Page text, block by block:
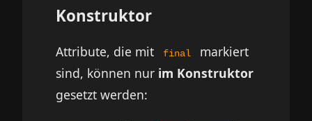
Konstruktor
Attribute, die mit final
markiert
sind, können nur im Konstruktor
gesetzt werden: